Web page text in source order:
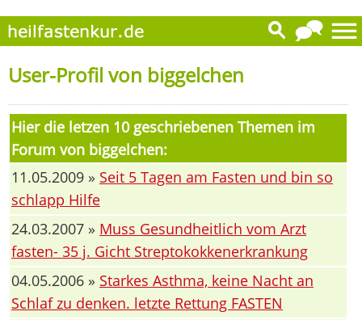
User-Profil von biggelchen
Hier die letzen 10 geschriebenen Themen im
Forum von biggelchen:
11.05.2009 » Seit 5 Tagen am Fasten und bin so
schlapp Hilfe
24.03.2007 » Muss Gesundheitlich vom Arzt
fasten- 35 j. Gicht Streptokokkenerkrankung
04.05.2006 » Starkes Asthma, keine Nacht an
Schlaf zu denken. letzte Rettung FASTEN